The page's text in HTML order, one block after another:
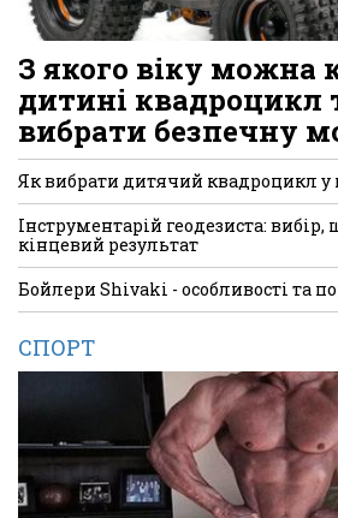
З якого віку можна
дитині квадроцикл
вибрати безпечну
Як вибрати дитячий квадроцикл у
Інструментарій геодезиста:
кінцевий результат
Бойлери Shivaki - особливості та
СПОРТ